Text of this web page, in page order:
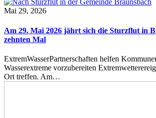
Mai 29, 2026
Am 29. Mai 2026 jährt sich die Sturzflut in
zehnten Mal
ExtremWasserPartnerschaften helfen
Wasserextreme vorzubereiten
Ort treffen. Am…